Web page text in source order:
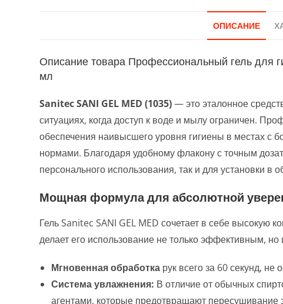
ОПИСАНИЕ
Описание товара Профессиональный гель для
мл
Sanitec SANI GEL MED (1035)— это эталонное
ситуациях, когда доступ к воде и мылу ограничен.
обеспечения наивысшего уровня гигиены в местах с
нормами. Благодаря удобному флакону с точным
персонального использования, так и для установки в
Мощная формула для абсолютной
Гель Sanitec SANI GEL MED сочетает в себе высокую
делает его использование не только эффективным,
Мгновенная обработка рук всего за 60 секунд,
Система увлажнения: В отличие от обычных
агентами, которые предотвращают пересушивание